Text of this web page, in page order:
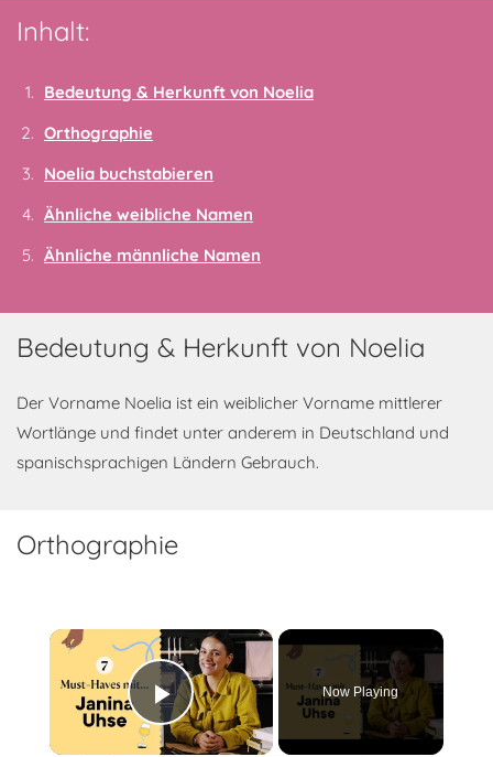
Inhalt:
Bedeutung & Herkunft von Noelia
Orthographie
Noelia buchstabieren
Ähnliche weibliche Namen
Ähnliche männliche Namen
Bedeutung & Herkunft von Noelia
Der Vorname Noelia ist ein weiblicher Vorname mittlerer
Wortlänge und findet unter anderem in Deutschland und
spanischsprachigen Ländern Gebrauch.
Orthographie
×
Play Video
Now Playing